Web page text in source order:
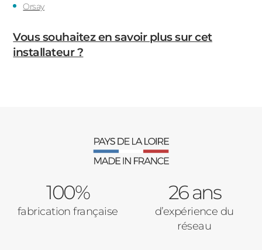
Orsay
Vous souhaitez en savoir plus sur cet
installateur ?
100%
fabrication française
26 ans
d’expérience du
réseau